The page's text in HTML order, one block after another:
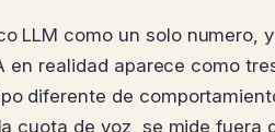
LLM como un solo numero,
en realidad aparece como
diferente de
cuota de voz, se mide fuera